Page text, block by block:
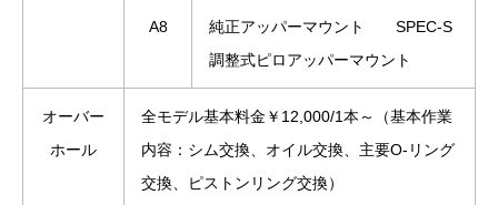
A8
純正アッパーマウント SPEC-S
調整式ピロアッパーマウント
オーバー
ホール
全モデル基本料金￥12,000/1本～（基本作業
内容：シム交換、オイル交換、主要O-リング
交換、ピストンリング交換）